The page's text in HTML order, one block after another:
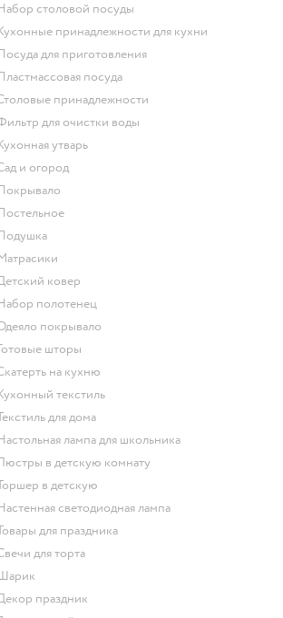
Набор столовой посуды
Кухонные принадлежности для кухни
Посуда для приготовления
Пластмассовая посуда
Столовые принадлежности
Фильтр для очистки воды
Кухонная утварь
Сад и огород
Покрывало
Постельное
Подушка
Матрасики
Детский ковер
Набор полотенец
Одеяло покрывало
Готовые шторы
Скатерть на кухню
Кухонный текстиль
Текстиль для дома
Настольная лампа для школьника
Люстры в детскую комнату
Торшер в детскую
Настенная светодиодная лампа
Товары для праздника
Свечи для торта
Шарик
Декор праздник